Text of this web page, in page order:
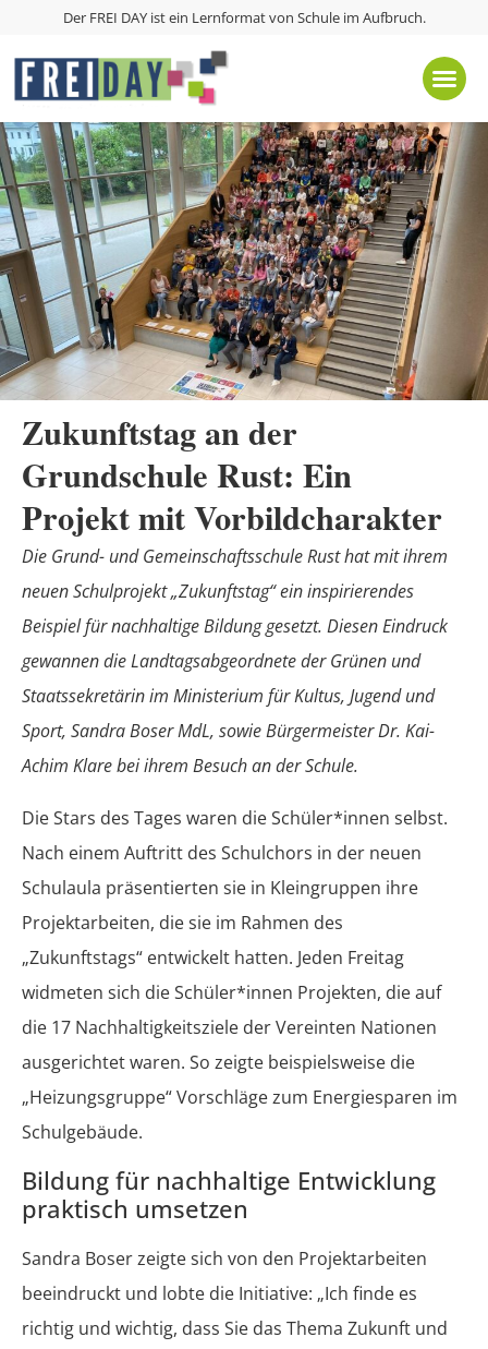
Der FREI DAY ist ein Lernformat von Schule im Aufbruch.
Zukunftstag an der
Grundschule Rust: Ein
Projekt mit Vorbildcharakter
Die Grund- und Gemeinschaftsschule Rust hat mit ihrem
neuen Schulprojekt „Zukunftstag“ ein inspirierendes
Beispiel für nachhaltige Bildung gesetzt. Diesen Eindruck
gewannen die Landtagsabgeordnete der Grünen und
Staatssekretärin im Ministerium für Kultus, Jugend und
Sport, Sandra Boser MdL, sowie Bürgermeister Dr. Kai-
Achim Klare bei ihrem Besuch an der Schule.
Die Stars des Tages waren die Schüler*innen selbst.
Nach einem Auftritt des Schulchors in der neuen
Schulaula präsentierten sie in Kleingruppen ihre
Projektarbeiten, die sie im Rahmen des
„Zukunftstags“ entwickelt hatten. Jeden Freitag
widmeten sich die Schüler*innen Projekten, die auf
die 17 Nachhaltigkeitsziele der Vereinten Nationen
ausgerichtet waren. So zeigte beispielsweise die
„Heizungsgruppe“ Vorschläge zum Energiesparen im
Schulgebäude.
Bildung für nachhaltige Entwicklung
praktisch umsetzen
Sandra Boser zeigte sich von den Projektarbeiten
beeindruckt und lobte die Initiative: „Ich finde es
richtig und wichtig, dass Sie das Thema Zukunft und